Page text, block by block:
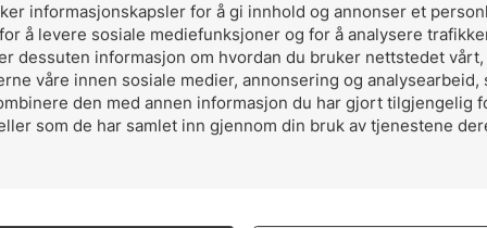
informasjonskapsler for å gi innhold og annonser et
å levere sosiale mediefunksjoner og for å analysere
dessuten informasjon om hvordan du bruker nettstedet vårt,
våre innen sosiale medier, annonsering og analysearbeid,
den med annen informasjon du har gjort tilgjengelig
som de har samlet inn gjennom din bruk av tjenestene